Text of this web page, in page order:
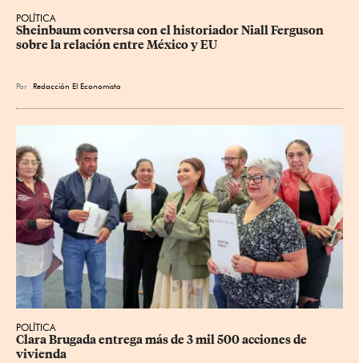
POLÍTICA
Sheinbaum conversa con el historiador Niall Ferguson
sobre la relación entre México y EU
Por Redacción El Economista
POLÍTICA
Clara Brugada entrega más de 3 mil 500 acciones de
vivienda